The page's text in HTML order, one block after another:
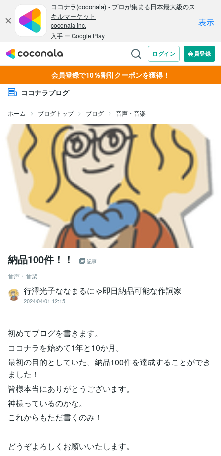
会員登録で10％割引クーポンを獲得！
ココナラブログ
ホーム ブログトップ ブログ 音声・音楽
納品100件！！ 記事
音声・音楽
行澤光子ななまるにゃ即日納品可能な作詞家
2024/04/01 12:15
初めてブログを書きます。
ココナラを始めて1年と10か月。
最初の目的としていた、納品100件を達成することができ
ました！
皆様本当にありがとうございます。
神様っているのかな。
これからもただ書くのみ！
どうぞよろしくお願いいたします。